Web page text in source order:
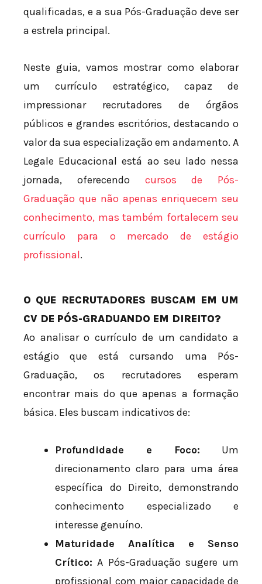
qualificadas, e a sua Pós-Graduação deve ser
a estrela principal.
Neste guia, vamos mostrar como elaborar
um currículo estratégico, capaz de
impressionar recrutadores de órgãos
públicos e grandes escritórios, destacando o
valor da sua especialização em andamento. A
Legale Educacional está ao seu lado nessa
jornada, oferecendo cursos de Pós-
Graduação que não apenas enriquecem seu
conhecimento, mas também fortalecem seu
currículo para o mercado de estágio
profissional.
O QUE RECRUTADORES BUSCAM EM UM
CV DE PÓS-GRADUANDO EM DIREITO?
Ao analisar o currículo de um candidato a
estágio que está cursando uma Pós-
Graduação, os recrutadores esperam
encontrar mais do que apenas a formação
básica. Eles buscam indicativos de:
Profundidade e Foco: Um
direcionamento claro para uma área
específica do Direito, demonstrando
conhecimento especializado e
interesse genuíno.
Maturidade Analítica e Senso
Crítico: A Pós-Graduação sugere um
profissional com maior capacidade de